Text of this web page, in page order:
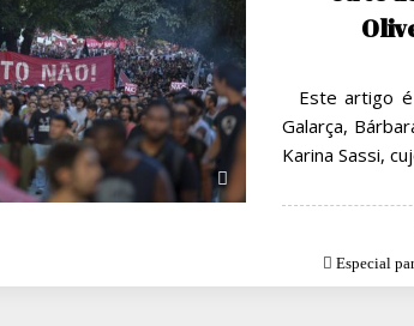
Este artigo
Galarça,
Karina Sassi,
Especial